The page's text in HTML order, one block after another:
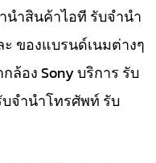
นำสินค้าไอที รับจำนำ
ของแบรนด์เนมต่างๆ
ล้อง Sony บริการ รับ
จำนำโทรศัพท์ รับ